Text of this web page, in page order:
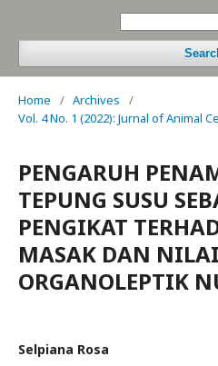
Home / Archives
/
Vol. 4 No. 1 (2022): Jurnal of Animal
PENGARUH
TEPUNG SUSU
PENGIKAT
MASAK DAN NILAI
ORGANOLEPTIK
Selpiana Rosa